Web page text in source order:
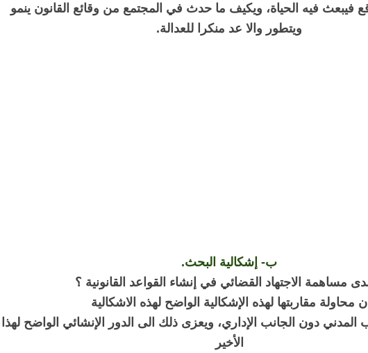
فيبعث فيه الحياة، ويکيف ما حدث في المجتمع من وقائع القانون ينمو
ويتطور والا عد منكرا للعدالة.
ب- إشكالية البحث.
مساهمة الاجتهاد القضائي في إنشاء القواعد القانونية ؟
ان محاولة مقاربتها لهذه الإشكالية الواضح لهذه الاشكالية
دون الجانب الإداري، ويعزى ذلك الى الدور الإنشائي الواضح لهذا
الأخير